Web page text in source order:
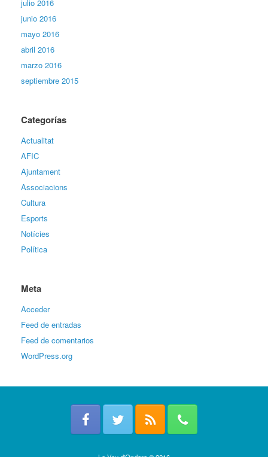
julio 2016
junio 2016
mayo 2016
abril 2016
marzo 2016
septiembre 2015
Categorías
Actualitat
AFIC
Ajuntament
Associacions
Cultura
Esports
Notícies
Política
Meta
Acceder
Feed de entradas
Feed de comentarios
WordPress.org